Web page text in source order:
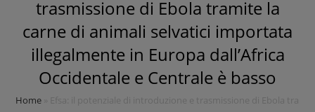
trasmissione di Ebola tramite la
carne di animali selvatici importata
illegalmente in Europa dall’Africa
Occidentale e Centrale è basso
Home Efsa: il potenziale di introduzione e trasmissione di Ebola